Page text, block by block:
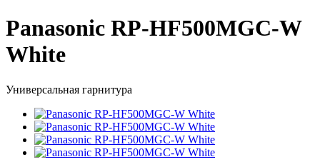
Panasonic RP-HF500MGC-W
White
Универсальная гарнитура